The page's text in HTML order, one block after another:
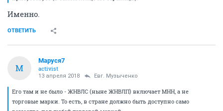
Именно.
ОТВЕТИТЬ
М
Маруся7
activist
13 апреля 2018 Евг. Музыченко
Его там и не было - ЖНВЛС (ныне ЖНВЛП) включает МНН, а не
торговые марки. То есть, в стране должно быть доступно само